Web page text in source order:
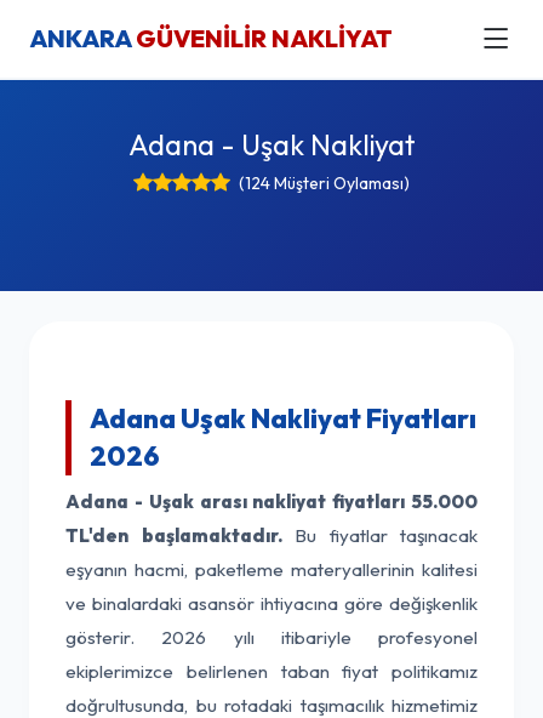
ANKARAGÜVENİLİR NAKLİYAT
Adana - Uşak Nakliyat
(124 Müşteri Oylaması)
Adana Uşak Nakliyat Fiyatları
2026
Adana - Uşak arası nakliyat fiyatları 55.000
TL'den başlamaktadır.Bu fiyatlar taşınacak
eşyanın hacmi, paketleme materyallerinin kalitesi
ve binalardaki asansör ihtiyacına göre değişkenlik
gösterir. 2026 yılı itibariyle profesyonel
ekiplerimizce belirlenen taban fiyat politikamız
doğrultusunda, bu rotadaki taşımacılık hizmetimiz